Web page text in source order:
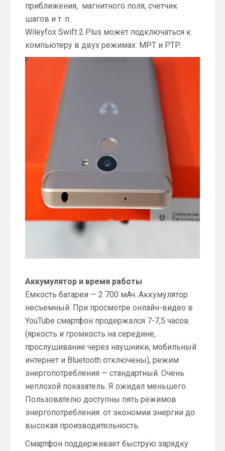
приближения, магнитного поля, счетчик
шагов и т. п.
Wileyfox Swift 2 Plus может подключаться к
компьютеру в двух режимах: MPT и PTP.
Аккумулятор и время работы
Емкость батареи — 2 700 мАч. Аккумулятор
несъемный. При просмотре онлайн-видео в
YouTube смартфон продержался 7-7,5 часов
(яркость и громкость на середине,
прослушивание через наушники, мобильный
интернет и Bluetooth отключены), режим
энергопотребления — стандартный. Очень
неплохой показатель. Я ожидал меньшего.
Пользователю доступны пять режимов
энергопотребления: от экономии энергии до
высокая производительность.
Смартфон поддерживает быструю зарядку